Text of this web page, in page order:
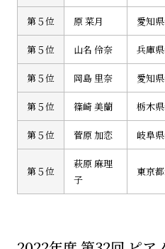
第５位 原 菜月 愛知
第５位 山名 伶奈 兵庫
第５位 岡島 里奈 愛知
第５位 篠崎 美蘭 栃木
第５位 菅原 加恋 岐阜
第５位
萩原 麻理
子
東京